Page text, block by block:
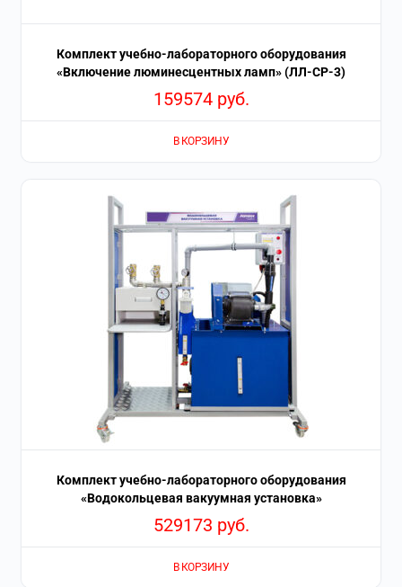
Комплект учебно-лабораторного оборудования
«Включение люминесцентных ламп» (ЛЛ-СР-3)
159574 руб.
В КОРЗИНУ
Комплект учебно-лабораторного оборудования
«Водокольцевая вакуумная установка»
529173 руб.
В КОРЗИНУ